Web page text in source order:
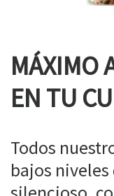
MÁXIMO
EN TU
Todos
bajos